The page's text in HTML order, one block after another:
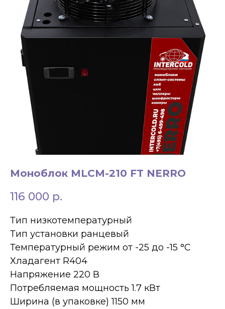
+7 994 854-51-
ЗАКАЗАТЬ ЗВОНОК
Моноблок МLCM-210 FT NERRO
116 000 р.
Тип низкотемпературный
Тип установки ранцевый
Температурный режим от -25 до -15 °C
Хладагент R404
Напряжение 220 В
Потребляемая мощность 1.7 кВт
Ширина (в упаковке) 1150 мм